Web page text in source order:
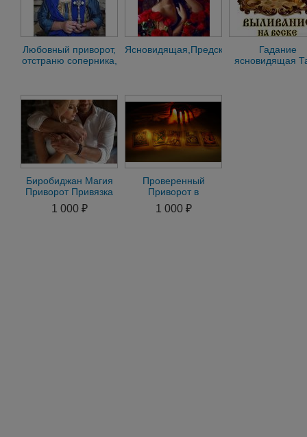
Любовный приворот,
отстраню соперника,
Гадание
ясновидящая
Биробиджан Магия
Приворот Привязка
Присушка Гадание
1 000 ₽
Проверенный
Приворот в
Биробиджане онлайн
магия гадание
1 000 ₽